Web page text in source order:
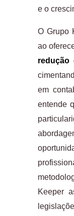
e o
O Grupo
ao
redução
em
entende
Keeper